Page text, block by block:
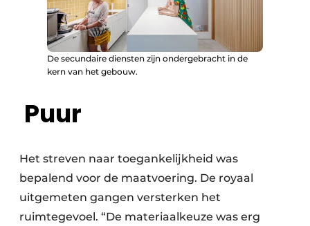
De secundaire diensten zijn ondergebracht in de
kern van het gebouw.
Puur
Het streven naar toegankelijkheid was
bepalend voor de maatvoering. De royaal
uitgemeten gangen versterken het
ruimtegevoel. “De materiaalkeuze was erg